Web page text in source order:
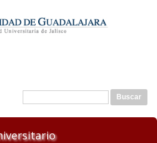
Formulario de búsqueda
Buscar